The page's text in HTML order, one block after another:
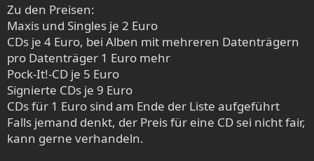
Zu den Preisen:
Maxis und Singles je 2 Euro
CDs je 4 Euro, bei Alben mit mehreren Datenträgern
pro Datenträger 1 Euro mehr
Pock-It!-CD je 5 Euro
Signierte CDs je 9 Euro
CDs für 1 Euro sind am Ende der Liste aufgeführt
Falls jemand denkt, der Preis für eine CD sei nicht fair,
kann gerne verhandeln.